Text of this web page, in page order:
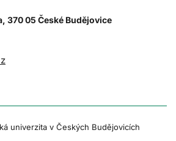
370 05 České Budějovice
univerzita v Českých Budějovicích